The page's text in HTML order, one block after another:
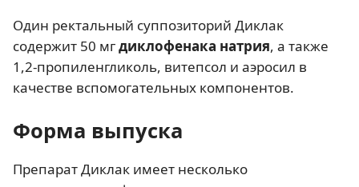
Один ректальный суппозиторий Диклак
содержит 50 мгдиклофенака натрия, а также
1,2-пропиленгликоль, витепсол и аэросил в
качестве вспомогательных компонентов.
Форма выпуска
Препарат Диклак имеет несколько